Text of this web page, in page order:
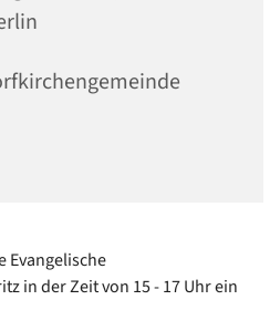
Evangelische
in der Zeit von 15 - 17 Uhr ein